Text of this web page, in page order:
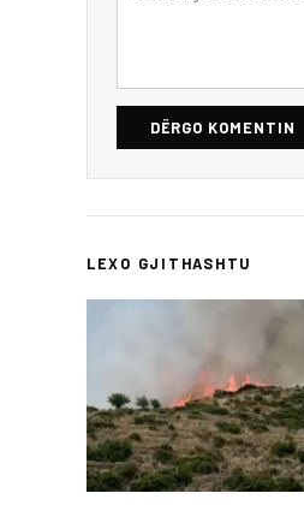
DËRGO KOMENTIN
LEXO GJITHASHTU